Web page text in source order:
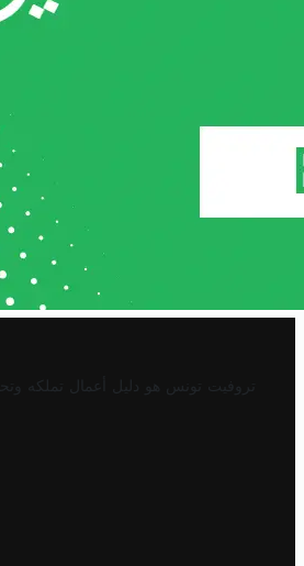
تروفيت تونس هو دليل أعمال تملكه